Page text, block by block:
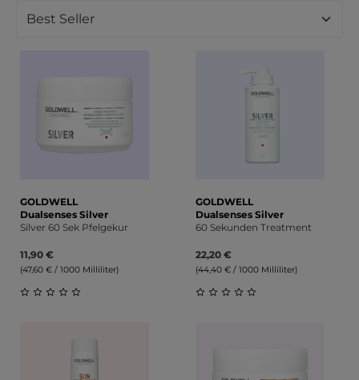
GOLDWELL
Dualsenses Silver
Silver 60 Sek Pfelgekur
11,90 €
(47,60 € / 1000 Milliliter)
GOLDWELL
Dualsenses Silver
60 Sekunden Treatment
22,20 €
(44,40 € / 1000 Milliliter)